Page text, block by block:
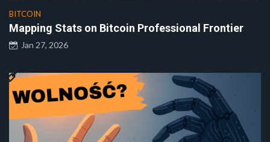
BITCOIN
Mapping Stats on Bitcoin Professional Frontier
Jan 27, 2026